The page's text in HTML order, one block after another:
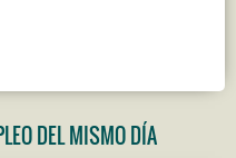
DEL MISMO DÍA